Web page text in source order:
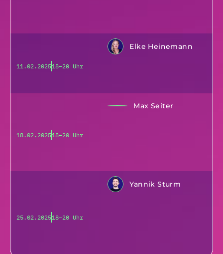
11.02.202518–20 Uhr
Elke Heinemann
18.02.202518–20 Uhr
Max Seiter
25.02.202518–20 Uhr
Yannik Sturm